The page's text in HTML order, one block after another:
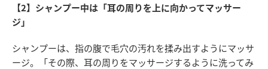
【2】シャンプー中は「耳の周りを上に向かってマッサー
ジ」
シャンプーは、指の腹で毛穴の汚れを揉み出すようにマッサ
ージ。「その際、耳の周りをマッサージするように洗ってみ